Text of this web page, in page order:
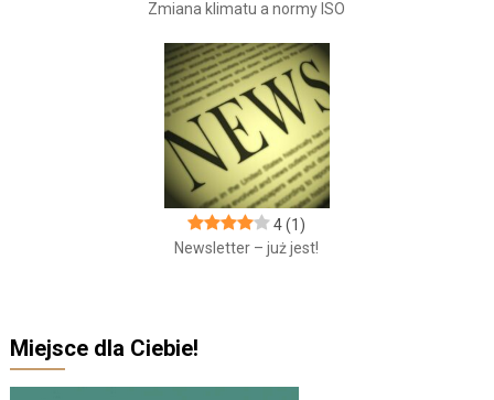
Zmiana klimatu a normy ISO
4 (1)
Newsletter – już jest!
Miejsce dla Ciebie!